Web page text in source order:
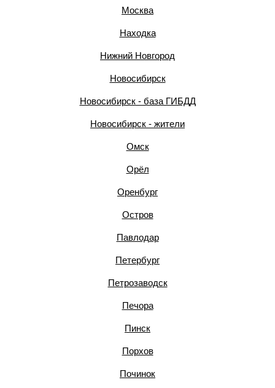
Москва
Находка
Нижний Новгород
Новосибирск
Новосибирск - база ГИБДД
Новосибирск - жители
Омск
Орёл
Оренбург
Остров
Павлодар
Петербург
Петрозаводск
Печора
Пинск
Порхов
Починок